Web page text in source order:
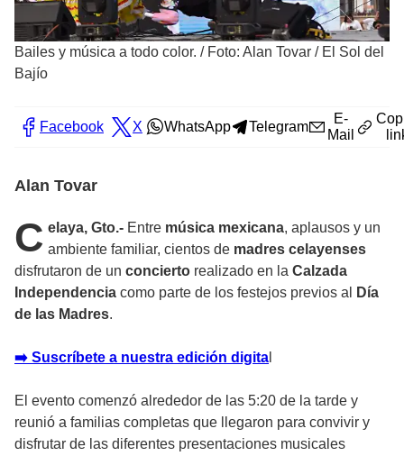
Bailes y música a todo color. / Foto: Alan Tovar / El Sol del
Bajío
Facebook X WhatsApp Telegram
E-
Mail
Alan Tovar
C elaya, Gto.- Entre música mexicana, aplausos y un
ambiente familiar, cientos de madres celayenses
disfrutaron de un concierto realizado en la Calzada
Independencia como parte de los festejos previos al
Día
de las Madres.
➡️ Suscríbete a nuestra edición digita
El evento comenzó alrededor de las 5:20 de la tarde y
reunió a familias completas que llegaron para convivir y
disfrutar de las diferentes presentaciones musicales